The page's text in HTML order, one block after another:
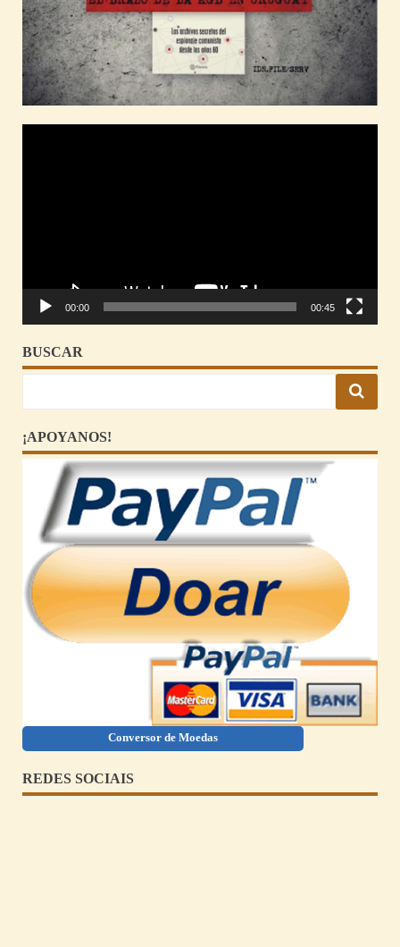
00:00 00:45
BUSCAR
¡APOYANOS!
Conversor de Moedas
REDES SOCIAIS